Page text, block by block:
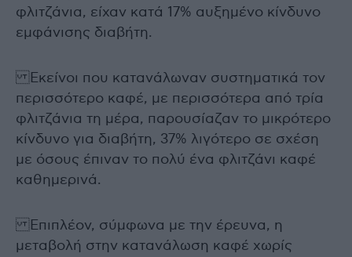
φλιτζάνια, είχαν κατά 17% αυξημένο κίνδυνο
εμφάνισης διαβήτη.
Εκείνοι που κατανάλωναν συστηματικά τον
περισσότερο καφέ, με περισσότερα από τρία
φλιτζάνια τη μέρα, παρουσίαζαν το μικρότερο
κίνδυνο για διαβήτη, 37% λιγότερο σε σχέση
με όσους έπιναν το πολύ ένα φλιτζάνι καφέ
καθημερινά.
Επιπλέον, σύμφωνα με την έρευνα, η
μεταβολή στην κατανάλωση καφέ χωρίς